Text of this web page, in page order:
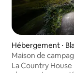
Hébergement ⋅
Maison de
sauna
La Country